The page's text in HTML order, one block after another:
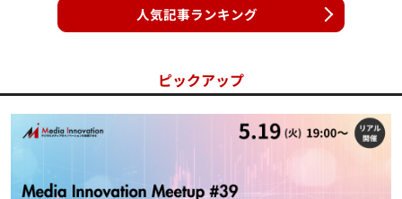
人気記事ランキング
ピックアップ